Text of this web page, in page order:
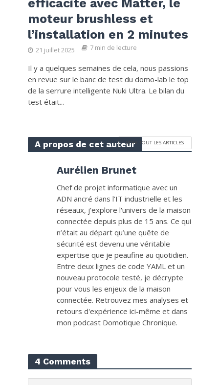
efficacité avec Matter, le
moteur brushless et
l’installation en 2 minutes
21 juillet 2025 7 min de lecture
Il y a quelques semaines de cela, nous passions
en revue sur le banc de test du domo-lab le top
de la serrure intelligente Nuki Ultra. Le bilan du
test était...
A propos de cet auteurVOIR TOUT LES ARTICLES
Aurélien Brunet
Chef de projet informatique avec un
ADN ancré dans l’IT industrielle et les
réseaux, j'explore l'univers de la maison
connectée depuis plus de 15 ans. Ce qui
n’était au départ qu’une quête de
sécurité est devenu une véritable
expertise que je peaufine au quotidien.
Entre deux lignes de code YAML et un
nouveau protocole testé, je décrypte
pour vous les enjeux de la maison
connectée. Retrouvez mes analyses et
retours d'expérience ici-même et dans
mon podcast Domotique Chronique.
4 Comments